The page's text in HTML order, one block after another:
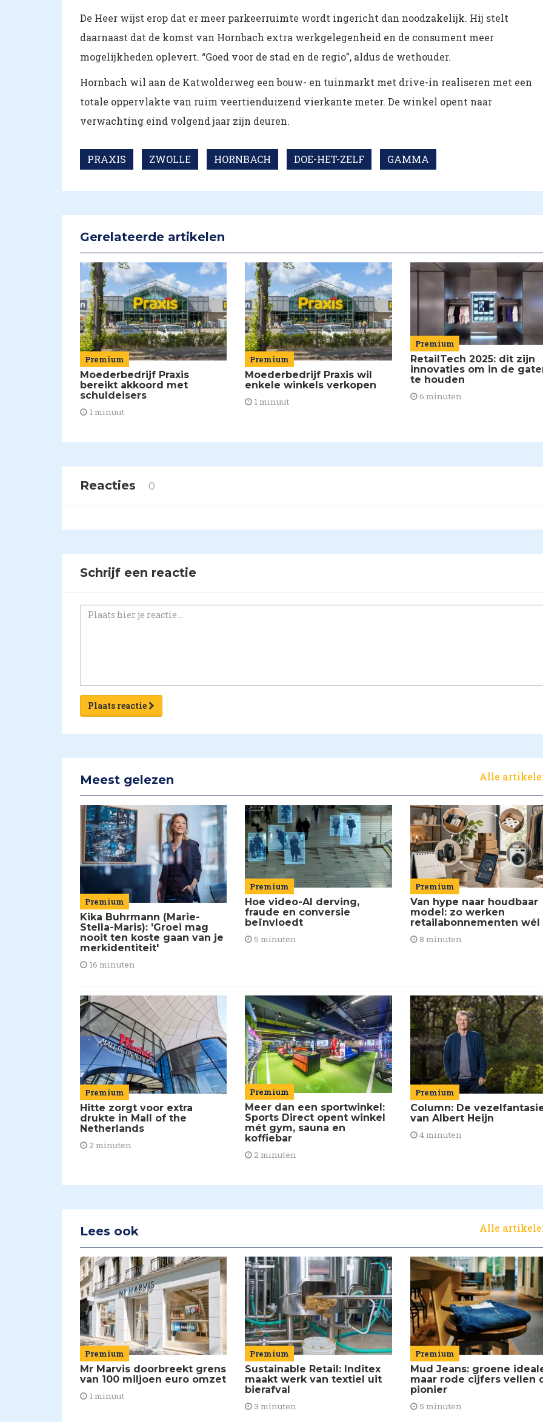
De Heer wijst erop dat er meer parkeerruimte wordt ingericht dan noodzakelijk. Hij stelt
daarnaast dat de komst van Hornbach extra werkgelegenheid en de consument meer
mogelijkheden oplevert. “Goed voor de stad en de regio”, aldus de wethouder.
Hornbach wil aan de Katwolderweg een bouw- en tuinmarkt met drive-in realiseren met een
totale oppervlakte van ruim veertienduizend vierkante meter. De winkel opent naar
verwachting eind volgend jaar zijn deuren.
PRAXIS ZWOLLE HORNBACH DOE-HET-ZELF GAMMA
Gerelateerde artikelen
Premium
Moederbedrijf Praxis
bereikt akkoord met
schuldeisers
1 minuut
Premium
Moederbedrijf Praxis wil
enkele winkels verkopen
1 minuut
Premium
RetailTech 2025: dit zijn
innovaties om in de
te houden
6 minuten
Reacties 0
Schrijf een reactie
Plaats reactie
Meest gelezen Alle
Premium
Kika Buhrmann (Marie-
Stella-Maris): 'Groei mag
nooit ten koste gaan van je
merkidentiteit'
16 minuten
Premium
Hoe video-AI derving,
fraude en conversie
beïnvloedt
5 minuten
Premium
Van hype naar houdbaar
model: zo werken
retailabonnementen wél
8 minuten
Premium
Hitte zorgt voor extra
drukte in Mall of the
Netherlands
2 minuten
Premium
Meer dan een sportwinkel:
Sports Direct opent winkel
mét gym, sauna en
koffiebar
2 minuten
Premium
Column: De
van Albert Heijn
4 minuten
Lees ook Alle
Premium
Mr Marvis doorbreekt grens
van 100 miljoen euro omzet
1 minuut
Premium
Sustainable Retail: Inditex
maakt werk van textiel uit
bierafval
3 minuten
Premium
Mud Jeans: groene
maar rode cijfers vellen
pionier
5 minuten